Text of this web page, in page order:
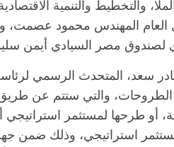
والتخطيط والتنمية
العام المهندس محمود عصمت،
لصندوق مصر السيادي أيمن
سعد، المتحدث الرسمي
الطروحات، والتي ستتم عن
أو طرحها لمستثمر
استراتيجي، وذلك ضمن